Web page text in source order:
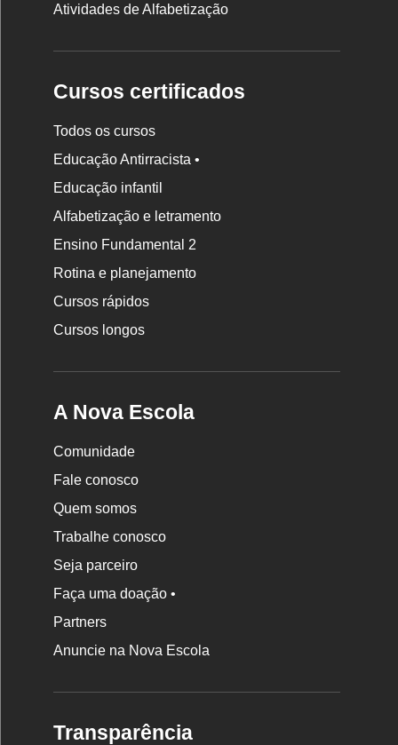
Atividades de Alfabetização
Cursos certificados
Todos os cursos
Educação Antirracista •
Educação infantil
Alfabetização e letramento
Ensino Fundamental 2
Rotina e planejamento
Cursos rápidos
Cursos longos
A Nova Escola
Comunidade
Fale conosco
Quem somos
Trabalhe conosco
Seja parceiro
Faça uma doação •
Partners
Anuncie na Nova Escola
Transparência